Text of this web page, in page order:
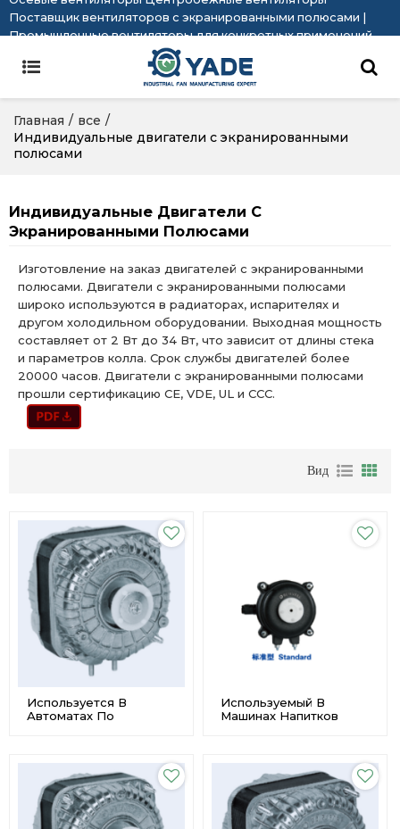
Поставщик вентиляторов с экранированными полюсами |
Промышленные вентиляторы для конкретных применений
Главная / все /
Индивидуальные двигатели с экранированными
полюсами
Индивидуальные Двигатели С
Экранированными Полюсами
Изготовление на заказ двигателей с экранированными
полюсами. Двигатели с экранированными полюсами
широко используются в радиаторах, испарителях и
другом холодильном оборудовании. Выходная мощность
составляет от 2 Вт до 34 Вт, что зависит от длины стека
и параметров колла. Срок службы двигателей более
20000 часов. Двигатели с экранированными полюсами
прошли сертификацию CE, VDE, UL и CCC.
Вид
Используется В
Автоматах По
Энергосберегающий
Используемый В
Машинах Напитков
Поляка Длинний